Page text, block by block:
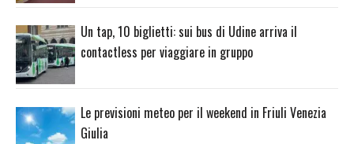
Un tap, 10 biglietti: sui bus di Udine arriva il
contactless per viaggiare in gruppo
Le previsioni meteo per il weekend in Friuli Venezia
Giulia